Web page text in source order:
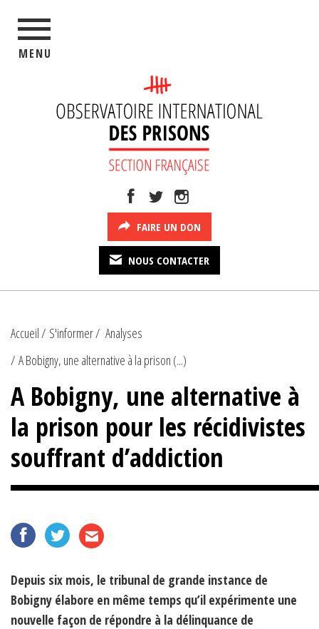
MENU
FAIRE UN DON
NOUS CONTACTER
Accueil S'informer
Analyses
A Bobigny, une alternative à la prison (...)
A Bobigny, une alternative à
la prison pour les récidivistes
souffrant d’addiction
Depuis six mois, le tribunal de grande instance de
Bobigny élabore en même temps qu’il expérimente une
nouvelle façon de répondre à la délinquance de